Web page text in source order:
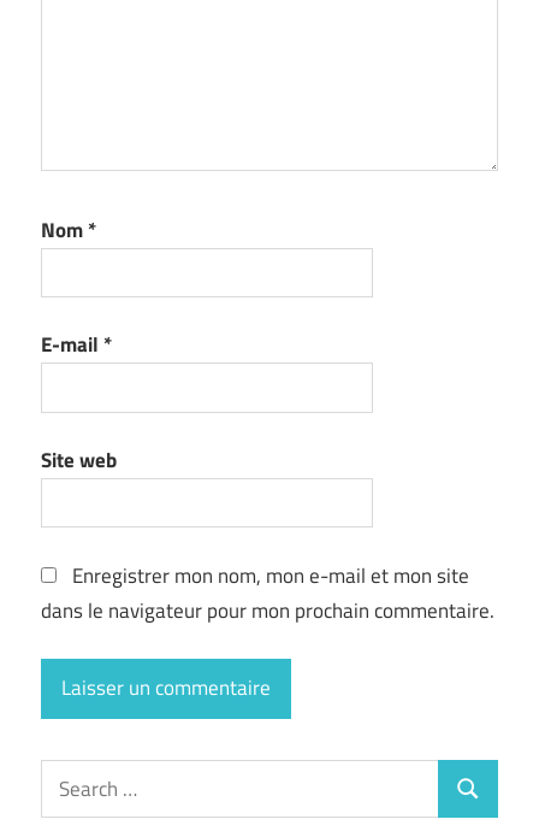
Nom*
E-mail *
Site web
Enregistrer mon nom, mon e-mail et mon site
dans le navigateur pour mon prochain commentaire.
Search
for:
Search